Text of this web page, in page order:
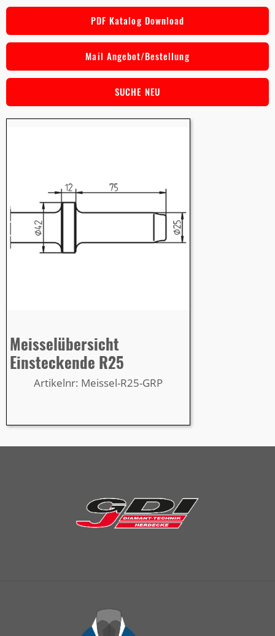
PDF Katalog Download
Mail Angebot/Bestellung
SUCHE NEU
Meisselübersicht
Einsteckende R25
Artikelnr: Meissel-R25-GRP